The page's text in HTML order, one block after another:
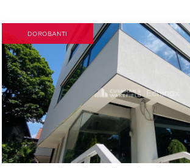
DOROBANTI